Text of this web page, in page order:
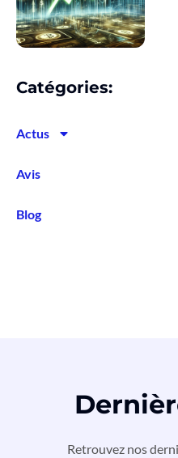
Catégories:
Actus
Avis
Blog
Retrouvez nos